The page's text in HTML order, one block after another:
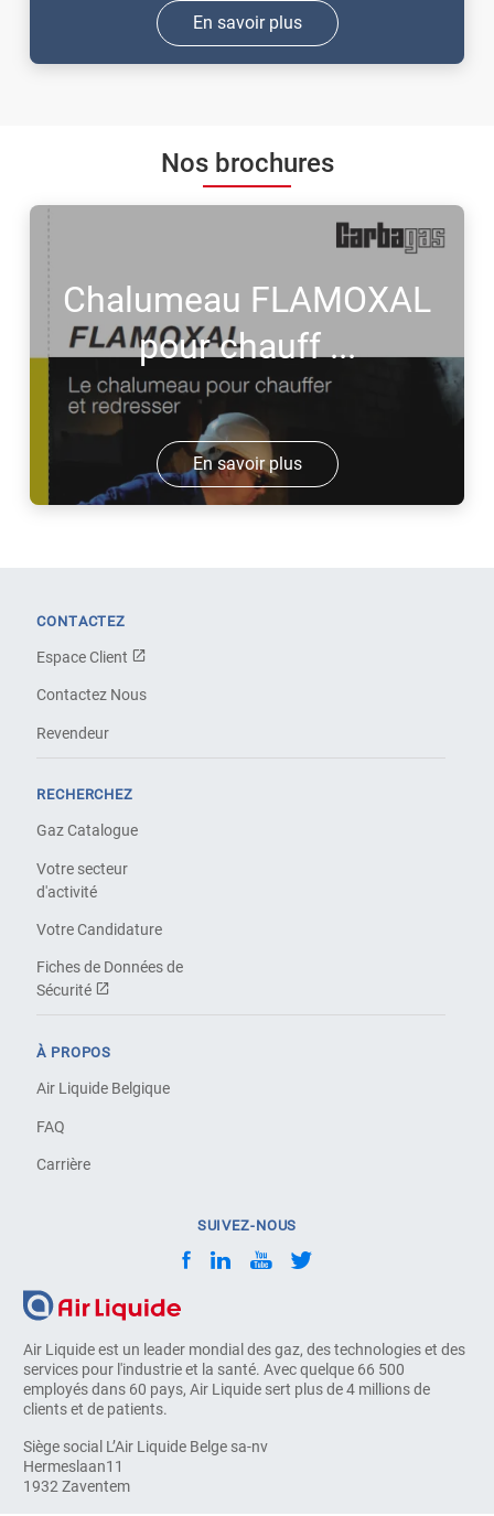
En savoir plus
Nos brochures
Chalumeau FLAMOXAL
pour chauff ...
En savoir plus
Air Liquide est un leader mondial des gaz, des technologies et des
services pour l'industrie et la santé. Avec quelque 66 500
employés dans 60 pays, Air Liquide sert plus de 4 millions de
clients et de patients.
Siège social L’Air Liquide Belge sa-nv
Hermeslaan11
1932 Zaventem
CONTACTEZ
Espace Client
Contactez Nous
Revendeur
RECHERCHEZ
Gaz Catalogue
Votre secteur
d'activité
Votre Candidature
Fiches de Données de
Sécurité
À PROPOS
Air Liquide Belgique
FAQ
Carrière
SUIVEZ-NOUS